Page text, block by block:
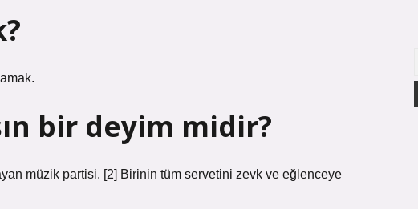
bir deyim midir?
müzik partisi. [2] Birinin tüm servetini zevk ve eğlenceye